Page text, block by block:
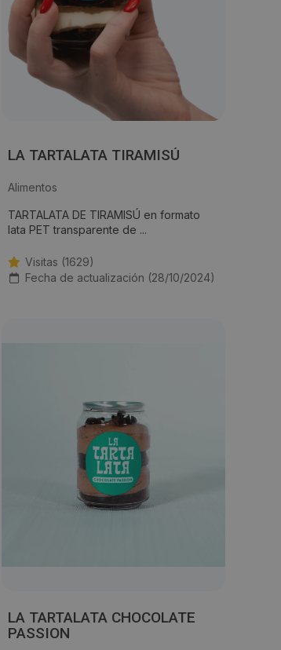
LA TARTALATA TIRAMISÚ
Alimentos
TARTALATA DE TIRAMISÚ en formato
lata PET transparente de ...
Visitas (1629)
Fecha de actualización (28/10/2024)
LA TARTALATA CHOCOLATE
PASSION